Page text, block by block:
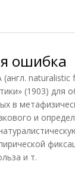
ошибка
naturalistic
(1903) для
в
и
и т.